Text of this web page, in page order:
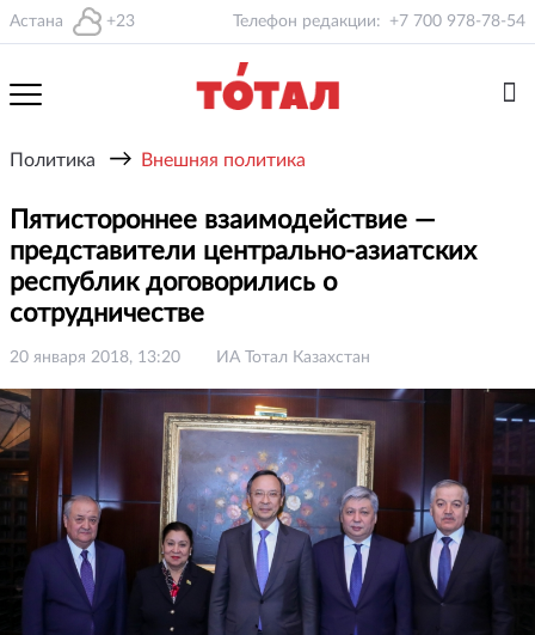
Астана +23 Телефон редакции: +7 700 978-78-54
Политика → Внешняя политика
Пятистороннее взаимодействие —
представители центрально-азиатских
республик договорились о
сотрудничестве
20 января 2018, 13:20 ИА Тотал Казахстан